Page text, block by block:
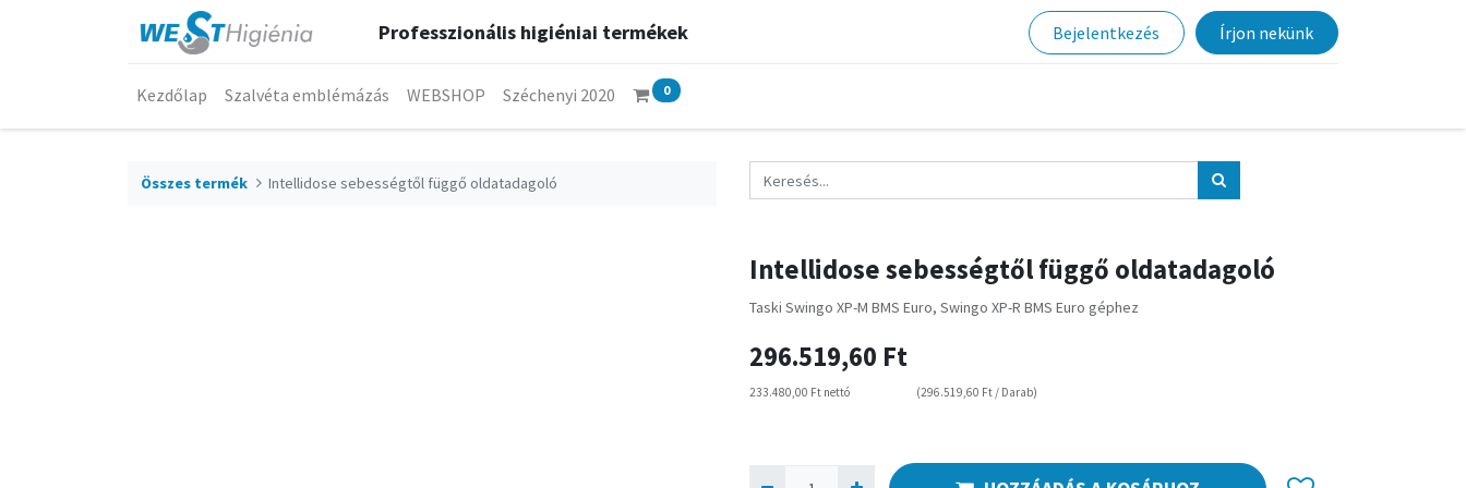
Professzionális higiéniai termékek Bejelentkezés Írjon nekünk
Kezdőlap Szalvéta emblémázás WEBSHOP Széchenyi 2020 0
Összes termék Intellidose sebességtől függő oldatadagoló
Intellidose sebességtől függő oldatadagoló
Taski Swingo XP-M BMS Euro, Swingo XP-R BMS Euro géphez
296.519,60 Ft
233.480,00 Ft nettó (296.519,60 Ft / Darab)